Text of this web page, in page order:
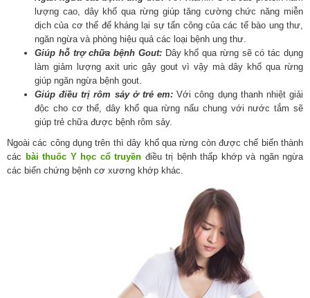
lượng cao, dây khổ qua rừng giúp tăng cường chức năng miễn
dịch của cơ thể để kháng lại sự tấn công của các tế bào ung thư,
ngăn ngừa và phòng hiệu quả các loại bệnh ung thư.
Giúp hỗ trợ chữa bệnh Gout:Dây khổ qua rừng sẽ có tác dụng
làm giảm lượng axit uric gây gout vì vậy mà dây khổ qua rừng
giúp ngăn ngừa bệnh gout.
Giúp điều trị rôm sảy ở trẻ em: Với công dụng thanh nhiệt giải
độc cho cơ thể, dây khổ qua rừng nấu chung với nước tắm sẽ
giúp trẻ chữa được bệnh rôm sảy.
Ngoài các công dụng trên thì dây khổ qua rừng còn được chế biến thành
các bài thuốc Y học cổ truyền điều trị bệnh thấp khớp và ngăn ngừa
các biến chứng bệnh cơ xương khớp khác.